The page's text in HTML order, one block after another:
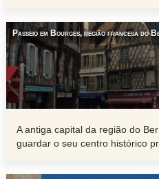
Passeio em Bourges, região francesa do
A antiga capital da região do
guardar o seu centro histórico